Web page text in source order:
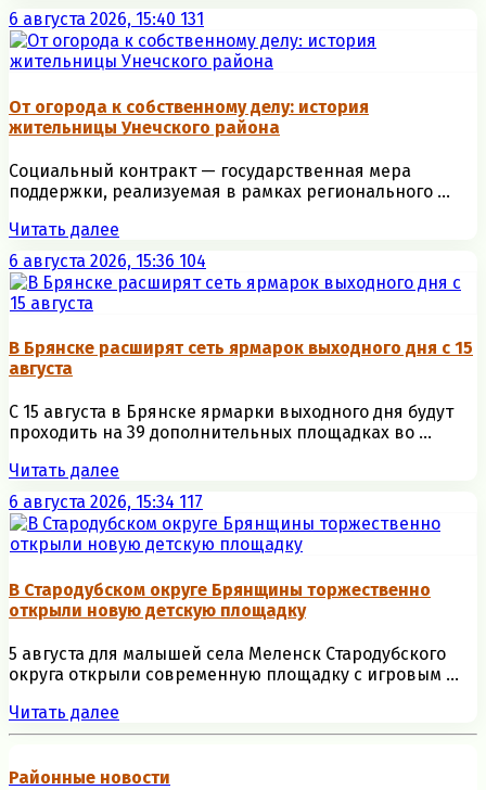
6 августа 2026, 15:40 131
От огорода к собственному делу: история
жительницы Унечского района
Социальный контракт — государственная мера
поддержки, реализуемая в рамках регионального ...
Читать далее
6 августа 2026, 15:36 104
В Брянске расширят сеть ярмарок выходного дня с 15
августа
С 15 августа в Брянске ярмарки выходного дня будут
проходить на 39 дополнительных площадках во ...
Читать далее
6 августа 2026, 15:34 117
В Стародубском округе Брянщины торжественно
открыли новую детскую площадку
5 августа для малышей села Меленск Стародубского
округа открыли современную площадку с игровым ...
Читать далее
Районные новости